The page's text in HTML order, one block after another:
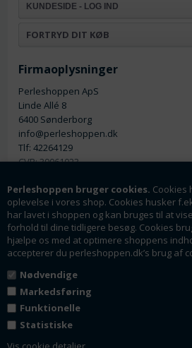
Perleshoppen bruger cookies. Cookies
oplevelse i vores shop. Cookies husker
har lavet i shoppen og kan bruges til at
forhold til dine tidligere besøg. Cookies
hjælpe os med at optimere shoppens
accepterer du perleshoppen.dk’s brug af
Nødvendige
Markedsføring
Funktionelle
Statistiske
KUNDESIDE - LOG IND
FORTRYD DIT KØB
Firmaoplysninger
Perleshoppen ApS
Linde Allé 8
6400 Sønderborg
info@perleshoppen.dk
Tlf: 42264129
CVR: 39061023
Nyhedsmail